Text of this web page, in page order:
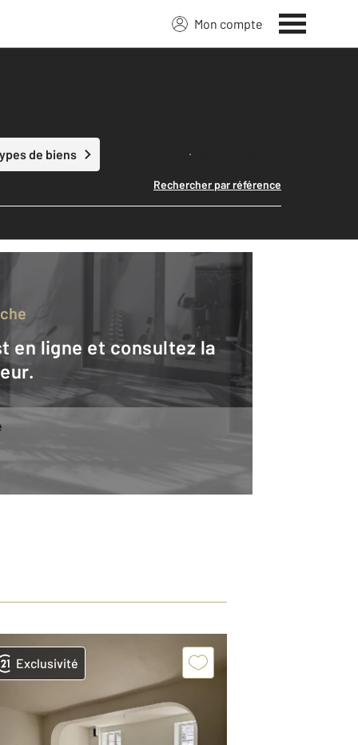
Mon compte
de biens Lancer ma recherche
Rechercher par référence
Exclusivité